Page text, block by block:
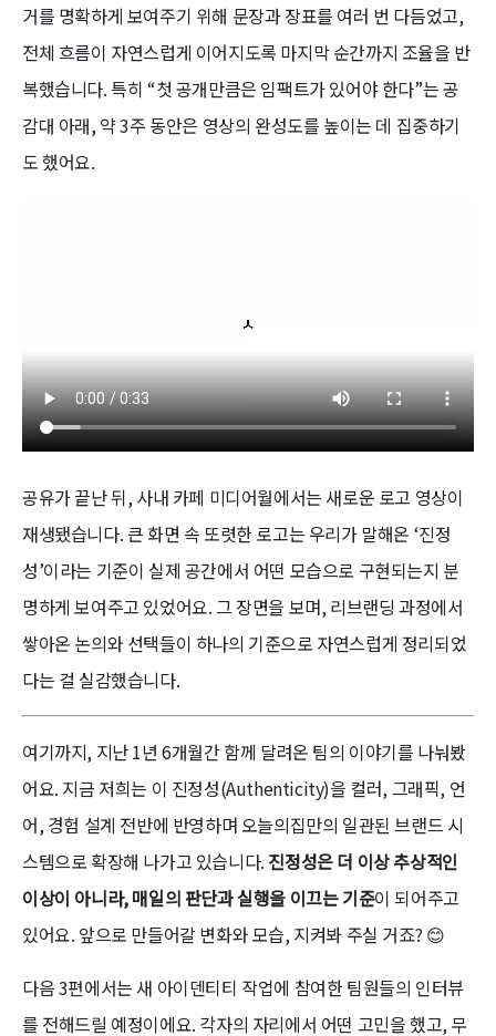
거를 명확하게 보여주기 위해 문장과 장표를 여러 번 다듬었고,
전체 흐름이 자연스럽게 이어지도록 마지막 순간까지 조율을 반
복했습니다. 특히 “첫 공개만큼은 임팩트가 있어야 한다”는 공
감대 아래, 약 3주 동안은 영상의 완성도를 높이는 데 집중하기
도 했어요.
공유가 끝난 뒤, 사내 카페 미디어월에서는 새로운 로고 영상이
재생됐습니다. 큰 화면 속 또렷한 로고는 우리가 말해온 ‘진정
성’이라는 기준이 실제 공간에서 어떤 모습으로 구현되는지 분
명하게 보여주고 있었어요. 그 장면을 보며, 리브랜딩 과정에서
쌓아온 논의와 선택들이 하나의 기준으로 자연스럽게 정리되었
다는 걸 실감했습니다.
여기까지, 지난 1년 6개월간 함께 달려온 팀의 이야기를 나눠봤
어요. 지금 저희는 이 진정성(Authenticity)을 컬러, 그래픽, 언
어, 경험 설계 전반에 반영하며 오늘의집만의 일관된 브랜드 시
스템으로 확장해 나가고 있습니다. 진정성은 더 이상 추상적인
이상이 아니라, 매일의 판단과 실행을 이끄는 기준이 되어주고
있어요. 앞으로 만들어갈 변화와 모습, 지켜봐 주실 거죠? 😊
다음 3편에서는 새 아이덴티티 작업에 참여한 팀원들의 인터뷰
를 전해드릴 예정이에요. 각자의 자리에서 어떤 고민을 했고, 무